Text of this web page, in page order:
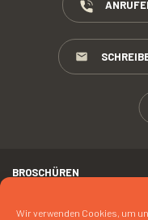
Wir verwenden Cookies, um
BROSCHÜREN